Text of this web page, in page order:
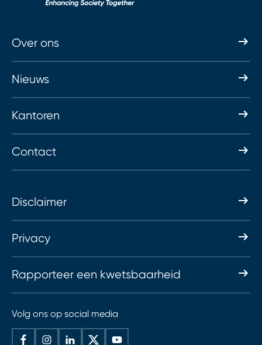
Over ons
Nieuws
Kantoren
Contact
Disclaimer
Privacy
Rapporteer een kwetsbaarheid
Volg ons op social media